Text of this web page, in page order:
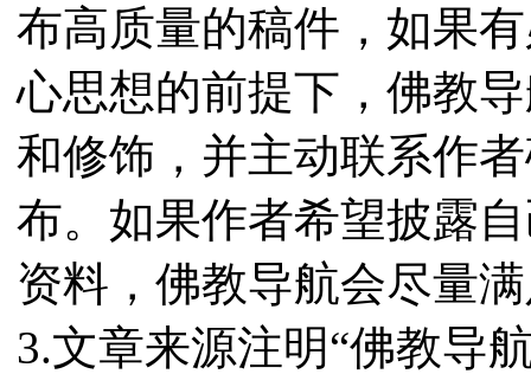
布高质量的稿件，如果
心思想的前提下，佛教
和修饰，并主动联系作
布。如果作者希望披露
资料，佛教导航会尽量
3.文章来源注明“佛教导